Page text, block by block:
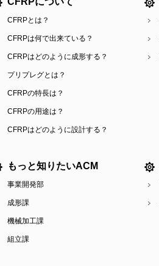
CFRPとは？
CFRPは何で出来ている？
CFRPはどのように成形する？
プリプレグとは？
CFRPの特長は？
CFRPの用途は？
CFRPはどのように設計する？
もっと知りたいACM
事業開発部
成形課
機械加工課
組立課